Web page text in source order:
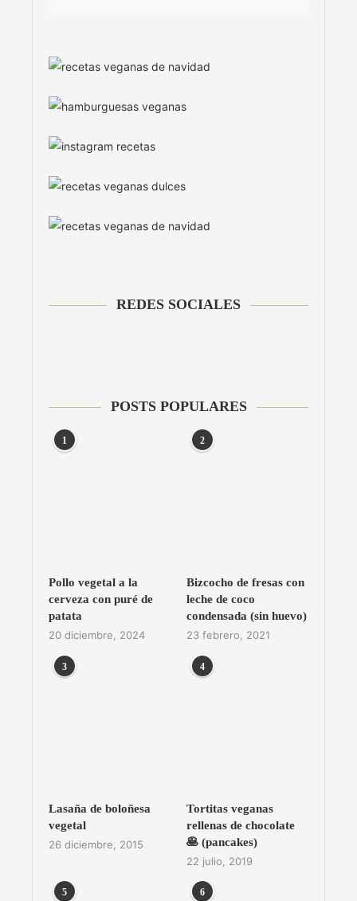
REDES SOCIALES
POSTS POPULARES
1
Pollo vegetal a la
cerveza con puré de
patata
20 diciembre, 2024
2
Bizcocho de fresas con
leche de coco
condensada (sin huevo)
23 febrero, 2021
3
Lasaña de boloñesa
vegetal
26 diciembre, 2015
4
Tortitas veganas
rellenas de chocolate
🥞 (pancakes)
22 julio, 2019
5 6